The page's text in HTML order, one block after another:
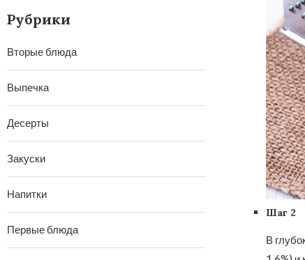
Шаг 2
В
Рубрики
Вторые блюда
Выпечка
Десерты
Закуски
Напитки
Первые блюда